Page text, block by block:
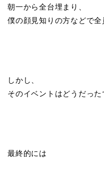
朝一から全台埋まり、
僕の顔見知りの方などで全
しかし、
そのイベントはどうだった
最終的には